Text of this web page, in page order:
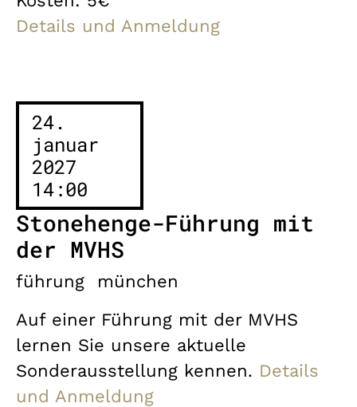
Details und Anmeldung
24.
januar
2027
14:00
Stonehenge-Führung mit
der MVHS
führung
münchen
Auf einer Führung mit der MVHS
lernen Sie unsere aktuelle
Sonderausstellung kennen. Details
und Anmeldung